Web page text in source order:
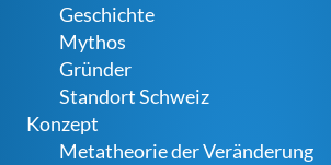
Geschichte
Mythos
Gründer
Standort Schweiz
Konzept
Metatheorie der Veränderung